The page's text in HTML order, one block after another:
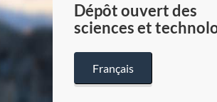
Dépôt ouvert des
sciences et
Français